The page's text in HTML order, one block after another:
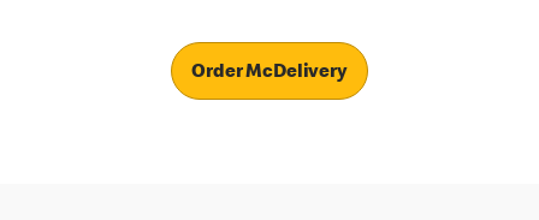
Order McDelivery